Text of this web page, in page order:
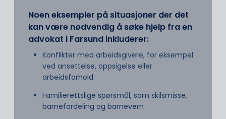
Noen eksempler på situasjoner der det
kan være nødvendig å søke hjelp fra en
advokat i Farsund inkluderer:
Konflikter med arbeidsgivere, for eksempel
ved ansettelse, oppsigelse eller
arbeidsforhold
Familierettslige spørsmål, som skilsmisse,
barnefordeling og barnevern